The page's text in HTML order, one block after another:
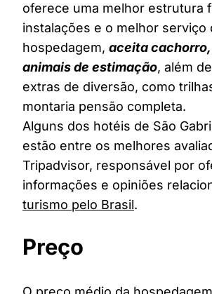
oferece uma melhor estrutura
instalações e o melhor serviço
hospedagem, aceita
animais de estimação, além
extras de diversão, como
montaria pensão completa.
Alguns dos hotéis de São
estão entre os melhores
Tripadvisor, responsável por
informações e opiniões
turismo pelo Brasil.
Preço